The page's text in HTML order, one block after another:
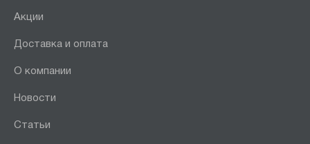
Акции
Доставка и оплата
О компании
Новости
Статьи